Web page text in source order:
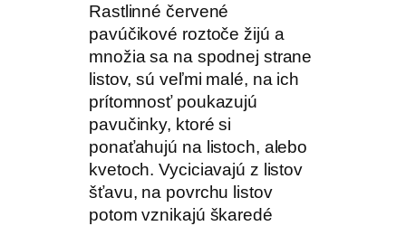
Rastlinné červené
pavúčikové roztoče žijú a
množia sa na spodnej strane
listov, sú veľmi malé, na ich
prítomnosť poukazujú
pavučinky, ktoré si
ponaťahujú na listoch, alebo
kvetoch. Vyciciavajú z listov
šťavu, na povrchu listov
potom vznikajú škaredé